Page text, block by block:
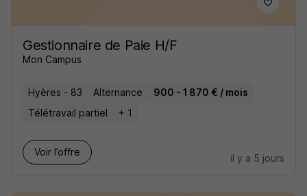
Gestionnaire de Paie H/F
Mon Campus
Hyères - 83 Alternance
900 - 1 870 € / mois
Télétravail partiel
+ 1
Voir l’offre
il y a 5 jours